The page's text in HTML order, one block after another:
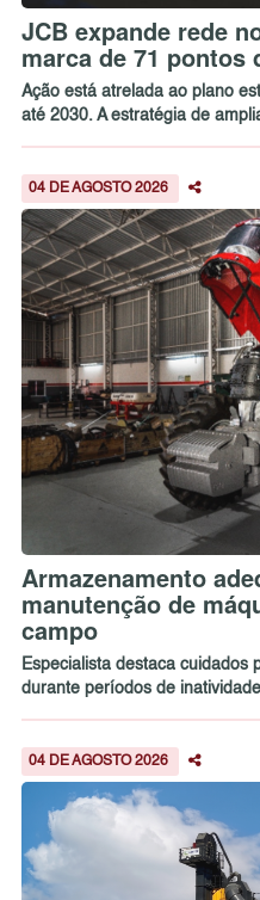
JCB expande rede
marca de 71 pontos
Ação está atrelada ao plano
até 2030. A estratégia de
04 DE AGOSTO 2026
Armazenamento
manutenção de
campo
Especialista destaca cuidados
durante períodos de
04 DE AGOSTO 2026